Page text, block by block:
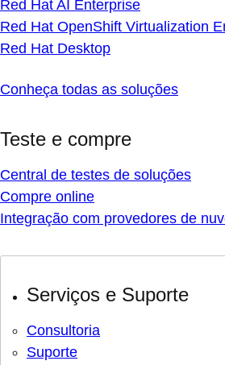
Red Hat AI Enterprise
Red Hat OpenShift Virtualization
Red Hat Desktop
Conheça todas as soluções
Teste e compre
Central de testes de soluções
Compre online
Integração com provedores de
Serviços e Suporte
Consultoria
Suporte